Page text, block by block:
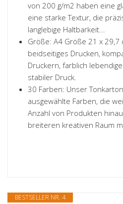
von 200 g/m2 haben eine
eine starke Textur, die
langlebige Haltbarkeit...
Größe: A4 Größe 21 x
beidseitiges Drucken,
Druckern, farblich
stabiler Druck.
30 Farben: Unser
ausgewählte Farben, die
Anzahl von Produkten
breiteren kreativen Raum
BESTSELLER NR. 4